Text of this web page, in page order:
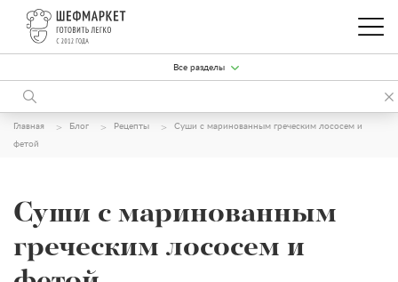
Все разделы
Главная Блог Рецепты
Суши с маринованным греческим лососем и
фетой
Суши с маринованным
греческим лососем и